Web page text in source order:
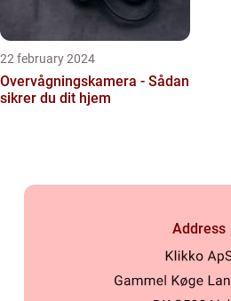
22 february 2024
Overvågningskamera - Sådan
sikrer du dit hjem
Address